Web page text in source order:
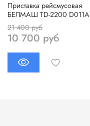
Приставка рейсмусовая
БЕЛМАШ TD-2200 D011A
21 400 руб
10 700 руб